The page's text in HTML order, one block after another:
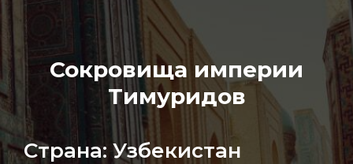
Сокровища империи
Тимуридов
Страна: Узбекистан